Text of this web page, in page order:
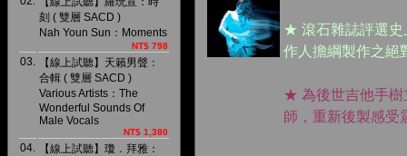
刻 ( 雙層 SACD )
Nah Youn Sun：Moments
NT$ 798
03.
【線上試聽】天籟男聲：
合輯 ( 雙層 SACD )
Various Artists：The
Wonderful Sounds Of
Male Vocals
NT$ 1,380
04.
【線上試聽】瓊．拜雅：
★ 滾石雜誌評選史
作人擔綱製作之絕
★ 為後世吉他手樹
師，重新後製感受